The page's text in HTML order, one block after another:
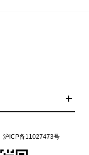
沪ICP备11027473号